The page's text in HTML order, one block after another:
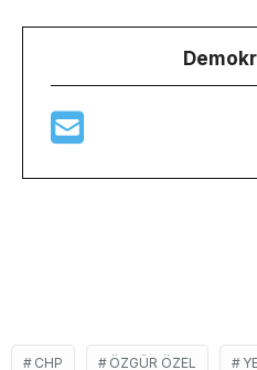
CHP ÖZGÜR ÖZEL